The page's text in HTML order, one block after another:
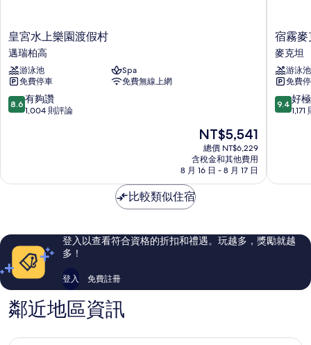
皇
宮
水
上
樂
園
渡
高
皇宮水上樂園渡假村
邁瑞柏高
游泳池
Spa
免費停車
免費無線上網
8.6
分，
夠
評
論
8.6 有夠讚
1,004 則評論
現
在
價
格
為
NT$5,541
總價 NT$6,229
含稅金和其他費用
8 月 16 日 - 8 月 17 日
宿
霧
麥
克
坦
島
香
坦
宿霧麥
麥克坦
游泳池
免費
9.4
分，
極
評
論
9.4 好
比較類似住宿
登入以查看符合資格的折扣和禮遇。玩越多，獎勵就越
多！
登入 免費註冊
鄰近地區資訊